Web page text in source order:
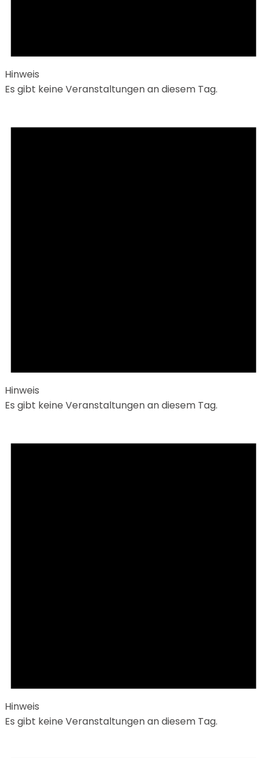
Hinweis
Es gibt keine Veranstaltungen an diesem Tag.
Hinweis
Es gibt keine Veranstaltungen an diesem Tag.
Hinweis
Es gibt keine Veranstaltungen an diesem Tag.